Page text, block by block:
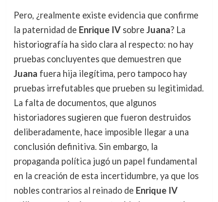
Pero, ¿realmente existe evidencia que confirme
la paternidad de Enrique IVsobre Juana? La
historiografía ha sido clara al respecto: no hay
pruebas concluyentes que demuestren que
Juana fuera hija ilegítima, pero tampoco hay
pruebas irrefutables que prueben su legitimidad.
La falta de documentos, que algunos
historiadores sugieren que fueron destruidos
deliberadamente, hace imposible llegar a una
conclusión definitiva. Sin embargo, la
propaganda política jugó un papel fundamental
en la creación de esta incertidumbre, ya que los
nobles contrarios al reinado de Enrique IV